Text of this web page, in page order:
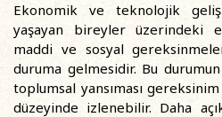
Ekonomik ve teknolojik
yaşayan bireyler üzerindeki
maddi ve sosyal
duruma gelmesidir. Bu
toplumsal yansıması
düzeyinde izlenebilir. Daha